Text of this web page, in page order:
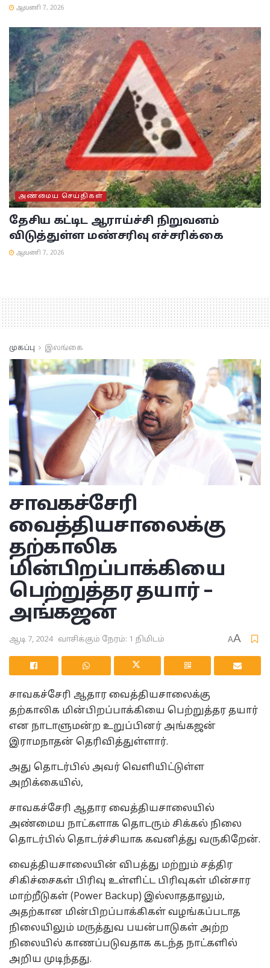
ஆவணி 7, 2026
அண்மைய செய்திகள்
தேசிய கட்டிட ஆராய்ச்சி நிறுவனம்
விடுத்துள்ள மண்சரிவு எச்சரிக்கை
ஆவணி 7, 2026
முகப்பு இலங்கை
சாவகச்சேரி
வைத்தியசாலைக்கு
தற்காலிக
மின்பிறப்பாக்கியை
பெற்றுத்தர தயார் –
அங்கஜன்
ஆடி 7, 2024 வாசிக்கும் நேரம்: 1 நிமிடம் AA
சாவகச்சேரி ஆதார வைத்தியசாலைக்கு
தற்காலிக மின்பிறப்பாக்கியை பெற்றுத்தர தயார்
என நாடாளுமன்ற உறுப்பினர் அங்கஜன்
இராமநாதன் தெரிவித்துள்ளார்.
அது தொடர்பில் அவர் வெளியிட்டுள்ள
அறிக்கையில்,
சாவகச்சேரி ஆதார வைத்தியசாலையில்
அண்மைய நாட்களாக தொடரும் சிக்கல் நிலை
தொடர்பில் தொடர்ச்சியாக கவனித்து வருகிறேன்.
வைத்தியசாலையின் விபத்து மற்றும் சத்திர
சிகிச்சைகள் பிரிவு உள்ளிட்ட பிரிவுகள் மின்சார
மாற்றீடுகள் (Power Backup) இல்லாததாலும்,
அதற்கான மின்பிறப்பாக்கிகள் வழங்கப்படாத
நிலையிலும் மருத்துவ பயன்பாடுகள் அற்ற
நிலையில் காணப்படுவதாக கடந்த நாட்களில்
அறிய முடிந்தது.